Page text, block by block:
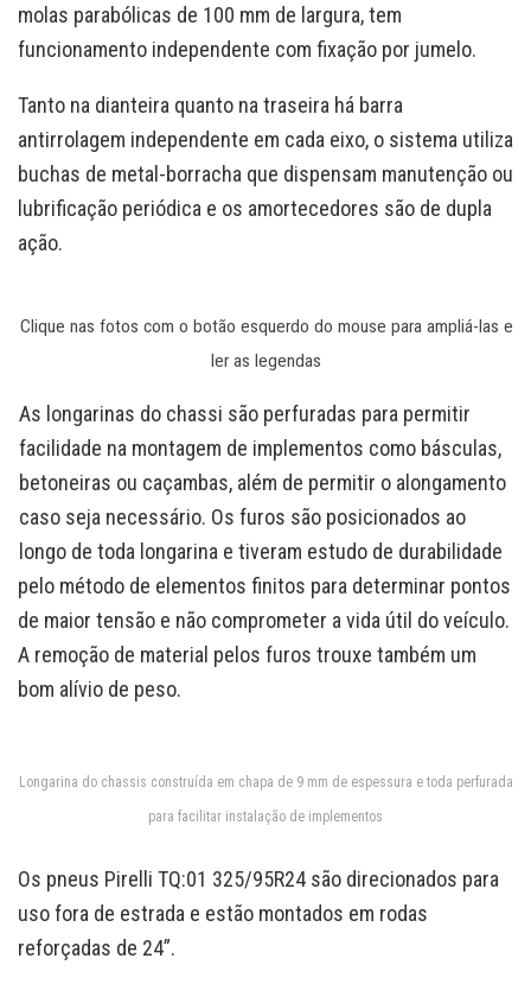
molas parabólicas de 100 mm de largura, tem
funcionamento independente com fixação por jumelo.
Tanto na dianteira quanto na traseira há barra
antirrolagem independente em cada eixo, o sistema utiliza
buchas de metal-borracha que dispensam manutenção ou
lubrificação periódica e os amortecedores são de dupla
ação.
Clique nas fotos com o botão esquerdo do mouse para ampliá-las e
ler as legendas
As longarinas do chassi são perfuradas para permitir
facilidade na montagem de implementos como básculas,
betoneiras ou caçambas, além de permitir o alongamento
caso seja necessário. Os furos são posicionados ao
longo de toda longarina e tiveram estudo de durabilidade
pelo método de elementos finitos para determinar pontos
de maior tensão e não comprometer a vida útil do veículo.
A remoção de material pelos furos trouxe também um
bom alívio de peso.
Longarina do chassis construída em chapa de 9 mm de espessura e toda perfurada
para facilitar instalação de implementos
Os pneus Pirelli TQ:01 325/95R24 são direcionados para
uso fora de estrada e estão montados em rodas
reforçadas de 24”.